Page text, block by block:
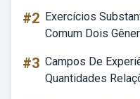
#2 Exercícios
Comum Dois
#3 Campos De
Quantidades